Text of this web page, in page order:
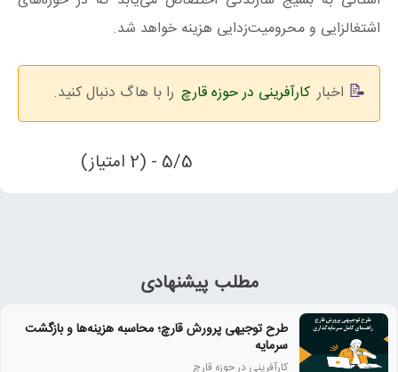
اشتغالزایی و محرومیت‌زدایی هزینه خواهد شد.
اخبار کارآفرینی در حوزه قارچ را با هاگ دنبال کنید.
5/5 - (2 امتیاز)
مطلب پیشنهادی
طرح توجیهی پرورش قارچ؛ محاسبه هزینه‌ها و بازگشت
سرمایه
کارآفرینی در حوزه قارچ